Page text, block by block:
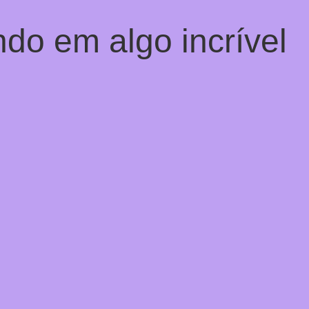
em algo incrível